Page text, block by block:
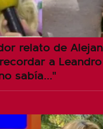
relato de
a Leandro
sabía..."